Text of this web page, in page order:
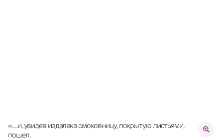
«…и, увидев издалека смоковницу, покрытую листьями,
пошел,